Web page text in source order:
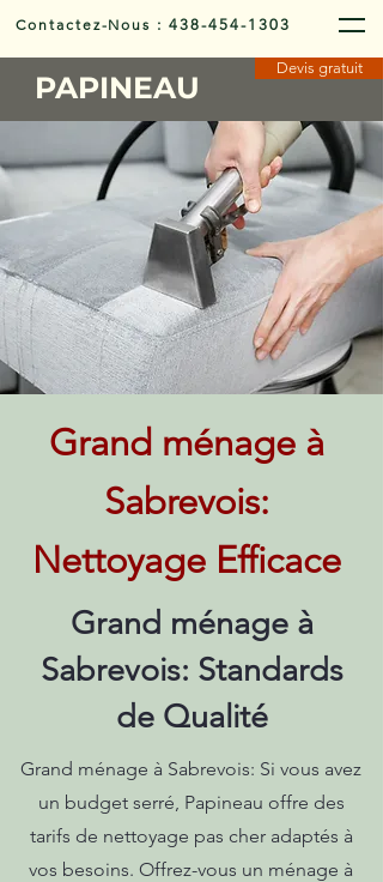
Contactez-Nous :438-454-1303
PAPINEAU
Devis gratuit
Grand ménage à
Sabrevois:
Nettoyage Efficace
Grand ménage à
Sabrevois: Standards
de Qualité
Grand ménage à Sabrevois: Si vous avez
un budget serré, Papineau offre des
tarifs de nettoyage pas cher adaptés à
vos besoins. Offrez-vous un ménage à